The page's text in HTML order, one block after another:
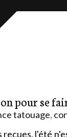
pour se
tatouage,
l'été